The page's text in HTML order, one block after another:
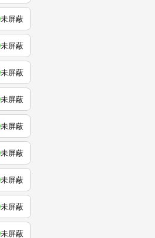
未屏蔽
未屏蔽
未屏蔽
未屏蔽
未屏蔽
未屏蔽
未屏蔽
未屏蔽
未屏蔽